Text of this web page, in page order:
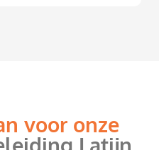
voor onze